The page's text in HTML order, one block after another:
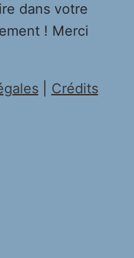
dans votre
! Merci
| Crédits